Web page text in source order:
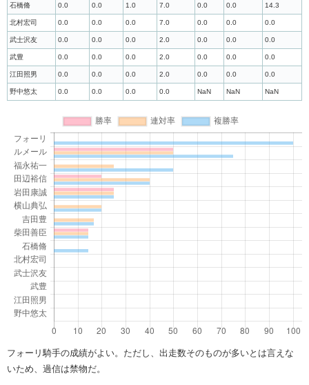
石橋脩 0.0 0.0 1.0 7.0 0.0 0.0 14.3
北村宏司 0.0 0.0 0.0 7.0 0.0 0.0 0.0
武士沢友 0.0 0.0 0.0 2.0 0.0 0.0 0.0
武豊 0.0 0.0 0.0 2.0 0.0 0.0 0.0
江田照男 0.0 0.0 0.0 2.0 0.0 0.0 0.0
野中悠太 0.0 0.0 0.0 0.0 NaN NaN NaN
フォーリ騎手の成績がよい。ただし、出走数そのものが多いとは言えな
いため、過信は禁物だ。